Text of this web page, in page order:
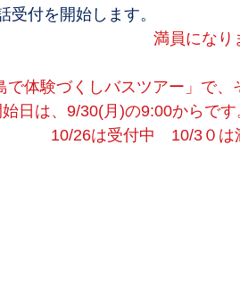
付を開始します。
まし
体験づくしバスツアー」で、
日は、9/30(月)の9:00からです
3０は満